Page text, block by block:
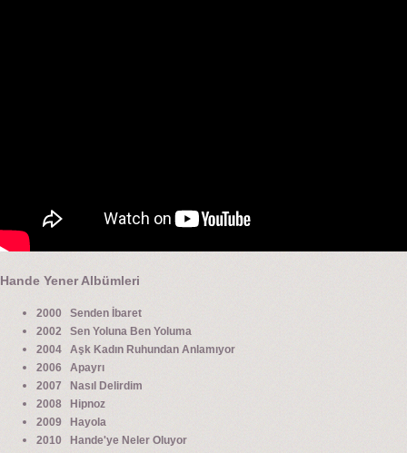
Hande Yener Albümleri
2000 Senden İbaret
2002 Sen Yoluna Ben Yoluma
2004 Aşk Kadın Ruhundan Anlamıyor
2006 Apayrı
2007 Nasıl Delirdim
2008 Hipnoz
2009 Hayola
2010 Hande'ye Neler Oluyor